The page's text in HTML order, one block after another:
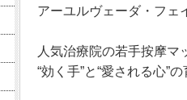
アーユルヴェーダ・フェ
人気治療院の若手按摩マ
“効く手”と“愛される心”